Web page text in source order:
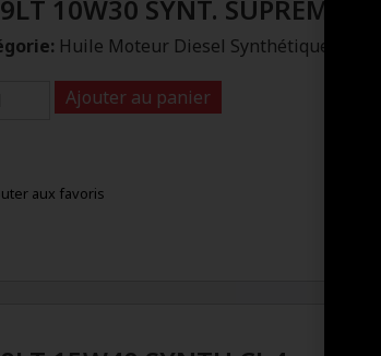
10W30 SYNT. SUPREME
Huile Moteur Diesel Synthétique
Ajouter au panier
aux favoris